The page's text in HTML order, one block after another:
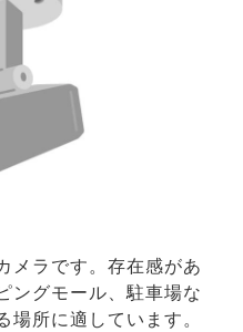
メラです。存在感があ
ングモール、駐車場な
場所に適しています。